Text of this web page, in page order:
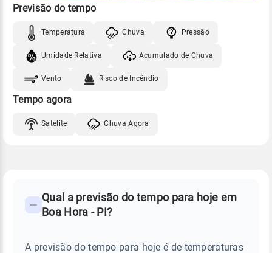
Previsão do tempo
Temperatura Chuva Pressão
Umidade Relativa Acumulado de Chuva
Vento Risco de Incêndio
Tempo agora
Satélite Chuva Agora
TEMPO
Perguntas
sobre
Qual a previsão do tempo para hoje em
Boa Hora - PI?
A previsão do tempo para hoje é de temperaturas